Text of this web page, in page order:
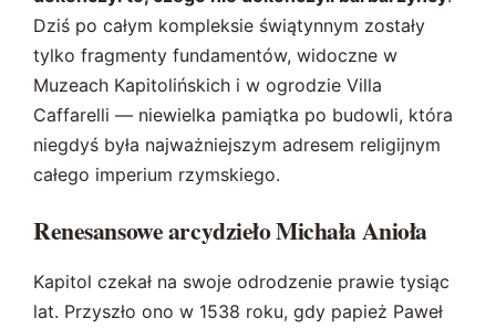
Dziś po całym kompleksie świątynnym zostały
tylko fragmenty fundamentów, widoczne w
Muzeach Kapitolińskich i w ogrodzie Villa
Caffarelli — niewielka pamiątka po budowli, która
niegdyś była najważniejszym adresem religijnym
całego imperium rzymskiego.
Renesansowe arcydzieło Michała Anioła
Kapitol czekał na swoje odrodzenie prawie tysiąc
lat. Przyszło ono w 1538 roku, gdy papież Paweł